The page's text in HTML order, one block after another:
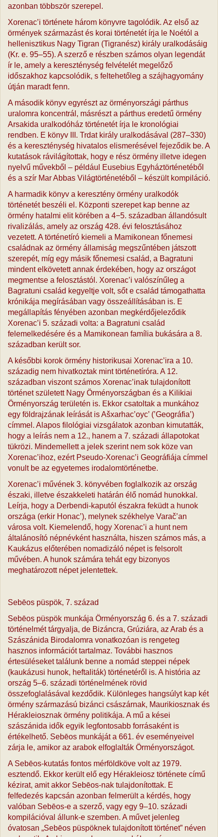
azonban többször szerepel.
Xorenac’i története három könyvre tagolódik. Az első az
örmények származást és korai történetét írja le Noétól a
hellenisztikus Nagy Tigran (Tigranész) király uralkodásáig
(Kr. e. 95–55). A szerző e részben számos olyan legendát
ír le, amely a kereszténység felvételét megelőző
időszakhoz kapcsolódik, s feltehetőleg a szájhagyomány
útján maradt fenn.
A második könyv egyrészt az örményországi párthus
uralomra koncentrál, másrészt a párthus eredetű örmény
Arsakida uralkodóház történetét írja le kronológiai
rendben. E könyv III. Trdat király uralkodásával (287–330)
és a kereszténység hivatalos elismerésével fejeződik be. A
kutatások rávilágítottak, hogy e rész örmény illetve idegen
nyelvű művekből – például Eusebius Egyháztörténetéből
és a szír Mar Abbas Világtörténetéből – készült kompiláció.
A harmadik könyv a keresztény örmény uralkodók
történetét beszéli el. Központi szerepet kap benne az
örmény hatalmi elit körében a 4−5. században állandósult
rivalizálás, amely az ország 428. évi felosztásához
vezetett. A történetíró kiemeli a Mamikonean főnemesi
családnak az örmény államiság megszűntében játszott
szerepét, míg egy másik főnemesi család, a Bagratuni
mindent elkövetett annak érdekében, hogy az országot
megmentse a felosztástól. Xorenac’i valószínűleg a
Bagratuni család kegyeltje volt, sőt e család támogathatta
krónikája megírásában vagy összeállításában is. E
megállapítás fényében azonban megkérdőjeleződik
Xorenac’i 5. századi volta: a Bagratuni család
felemelkedésére és a Mamikonean família bukására a 8.
században került sor.
A későbbi korok örmény historikusai Xorenac’ira a 10.
századig nem hivatkoztak mint történetíróra. A 12.
században viszont számos Xorenac’inak tulajdonított
történet született Nagy Örményországban és a Kilikiai
Örményország területén is. Ekkor csatoltak a munkához
egy földrajzának leírását is Ašxarhac’oyc’ (’Geográfia’)
címmel. Alapos filológiai vizsgálatok azonban kimutatták,
hogy a leírás nem a 12., hanem a 7. századi állapotokat
tükrözi. Mindemellett a jelek szerint nem sok köze van
Xorenac’ihoz, ezért Pseudo-Xorenac’i Geográfiája címmel
vonult be az egyetemes irodalomtörténetbe.
Xorenac’i művének 3. könyvében foglalkozik az ország
északi, illetve északkeleti határán élő nomád hunokkal.
Leírja, hogy a Derbendi-kaputól északra feküdt a hunok
országa (erkir Honac’), melynek székhelye Varač’an
városa volt. Kiemelendő, hogy Xorenac’i a hunt nem
általánosító népnévként használta, hiszen számos más, a
Kaukázus előterében nomadizáló népet is felsorolt
művében. A hunok számára tehát egy bizonyos
meghatározott népet jelentettek.
Sebēos püspök, 7. század
Sebēos püspök munkája Örményország 6. és a 7. századi
történelmét tárgyalja, de Bizáncra, Grúziára, az Arab és a
Szászánida Birodalomra vonatkozóan is rengeteg
hasznos információt tartalmaz. További hasznos
értesüléseket találunk benne a nomád steppei népek
(kaukázusi hunok, heftaliták) történetéről is. A história az
ország 5–6. századi történelmének rövid
összefoglalásával kezdődik. Különleges hangsúlyt kap két
örmény származású bizánci császárnak, Maurikiosznak és
Hérakleiosznak örmény politikája. A mű a kései
szászánida idők egyik legfontosabb forrásaként is
értékelhető. Sebēos munkáját a 661. év eseményeivel
zárja le, amikor az arabok elfoglalták Örményországot.
A Sebēos-kutatás fontos mérföldköve volt az 1979.
esztendő. Ekkor került elő egy Hérakleiosz története című
kézirat, amit akkor Sebēos-nak tulajdonítottak. E
felfedezés kapcsán azonban felmerült a kérdés, hogy
valóban Sebēos-e a szerző, vagy egy 9–10. századi
kompilációval állunk-e szemben. A művet jelenleg
óvatosan „Sebēos püspöknek tulajdonított történet” néven